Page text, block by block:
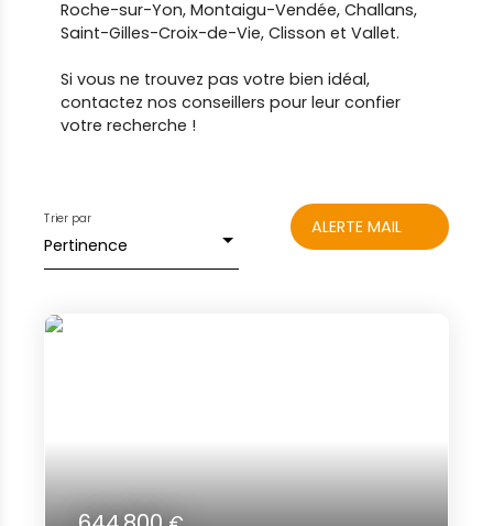
Roche-sur-Yon, Montaigu-Vendée, Challans,
Saint-Gilles-Croix-de-Vie, Clisson et Vallet.
Si vous ne trouvez pas votre bien idéal,
contactez nos conseillers pour leur confier
votre recherche !
Pertinence
Trier par ALERTE MAIL